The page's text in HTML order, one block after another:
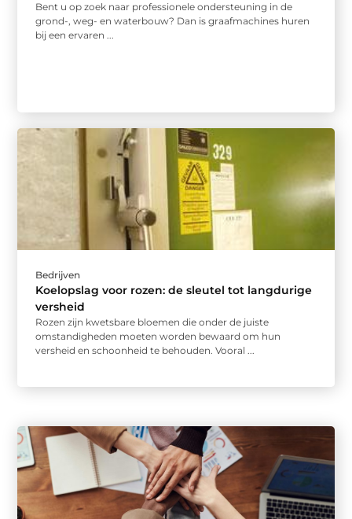
Bent u op zoek naar professionele ondersteuning in de
grond-, weg- en waterbouw? Dan is graafmachines huren
bij een ervaren ...
Bedrijven
Koelopslag voor rozen: de sleutel tot langdurige
versheid
Rozen zijn kwetsbare bloemen die onder de juiste
omstandigheden moeten worden bewaard om hun
versheid en schoonheid te behouden. Vooral ...